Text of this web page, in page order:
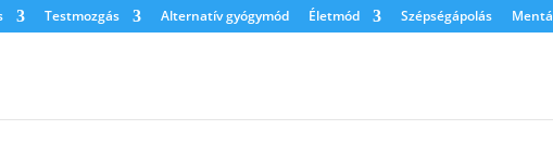
Testmozgás Alternatív gyógymód Életmód Szépségápolás